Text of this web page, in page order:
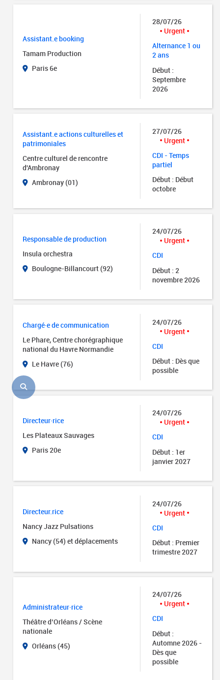
Assistant.e booking
Tamam Production
Paris 6e
28/07/26
Urgent
Alternance 1 ou
2 ans
Début :
Septembre
2026
Assistant.e actions culturelles et
patrimoniales
Centre culturel de rencontre
d'Ambronay
Ambronay (01)
27/07/26
Urgent
CDI - Temps
partiel
Début : Début
octobre
Responsable de production
Insula orchestra
Boulogne-Billancourt (92)
24/07/26
Urgent
CDI
Début : 2
novembre 2026
Chargé·e de communication
Le Phare, Centre chorégraphique
national du Havre Normandie
Le Havre (76)
24/07/26
Urgent
CDI
Début : Dès que
possible
Directeur·rice
Les Plateaux Sauvages
Paris 20e
24/07/26
Urgent
CDI
Début : 1er
janvier 2027
Directeur.rice
Nancy Jazz Pulsations
Nancy (54) et déplacements
24/07/26
Urgent
CDI
Début : Premier
trimestre 2027
Administrateur·rice
Théâtre d’Orléans / Scène
nationale
Orléans (45)
24/07/26
Urgent
CDI
Début :
Automne 2026 -
Dès que
possible